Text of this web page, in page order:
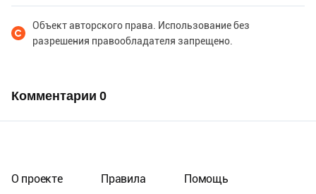
Объект авторского права. Использование без
разрешения правообладателя запрещено.
Комментарии 0
О проекте Правила Помощь